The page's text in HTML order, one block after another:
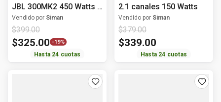
JBL 300MK2 450 Watts 5
canales
Vendido por Siman
$399.00
$325.00 -19%
Hasta 24 cuotas
2.1 canales 150 Watts
Vendido por Siman
$379.00
$339.00
Hasta 24 cuotas